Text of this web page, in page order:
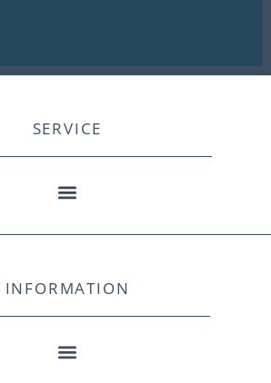
SERVICE
INFORMATION